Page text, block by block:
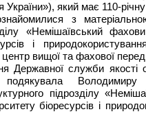
який має 110-річну
з
«Немішаївський
і
вищої та фахової
Державної служби якості
Володимиру
підрозділу
біоресурсів і